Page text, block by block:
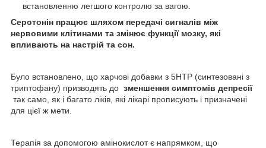
встановленню легшого контролю за вагою.
Серотонін працює шляхом передачі сигналів між
нервовими клітинами та змінює функції мозку, які
впливають на настрій та сон.
Було встановлено, що харчові добавки з 5HTP (синтезовані з
триптофану) призводять до зменшення симптомів депресії
так само, як і багато ліків, які лікарі прописують і призначені
для цієї ж мети.
Терапія за допомогою амінокислот є напрямком, що